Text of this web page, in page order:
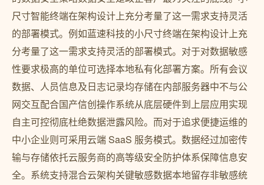
尺寸智能终端在架构设计上充分考量了这一需求支持灵活
的部署模式。例如蓝速科技的小尺寸终端在架构设计上充
分考量了这一需求支持灵活的部署模式。对于对数据敏感
性要求极高的单位可选择本地私有化部署方案。所有会议
数据、人员信息及日志记录均存储在内部服务器中不与公
网交互配合国产信创操作系统从底层硬件到上层应用实现
自主可控彻底杜绝数据泄露风险。而对于追求便捷运维的
中小企业则可采用云端 SaaS 服务模式。数据经过加密传
输与存储依托云服务商的高等级安全防护体系保障信息安
全。系统支持混合云架构关键敏感数据本地留存非敏感统